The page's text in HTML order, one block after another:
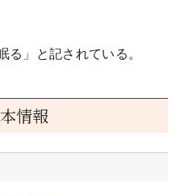
る」と記されている。
情報